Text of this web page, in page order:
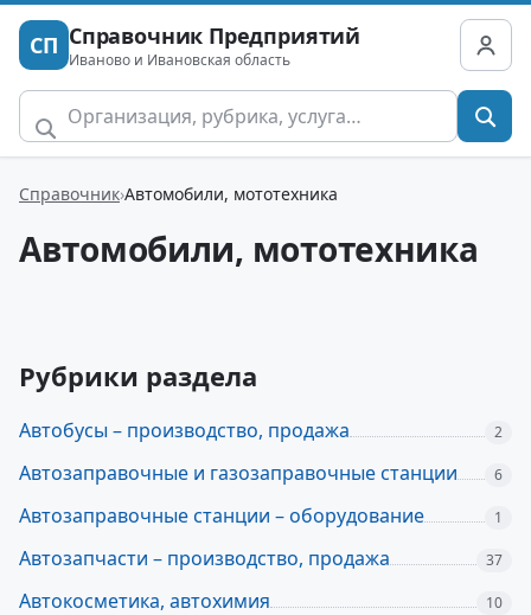
СП Справочник Предприятий
Иваново и Ивановская область
Справочник Автомобили, мототехника
Автомобили, мототехника
Рубрики раздела
Автобусы – производство, продажа 2
Автозаправочные и газозаправочные станции 6
Автозаправочные станции – оборудование 1
Автозапчасти – производство, продажа 37
Автокосметика, автохимия 10